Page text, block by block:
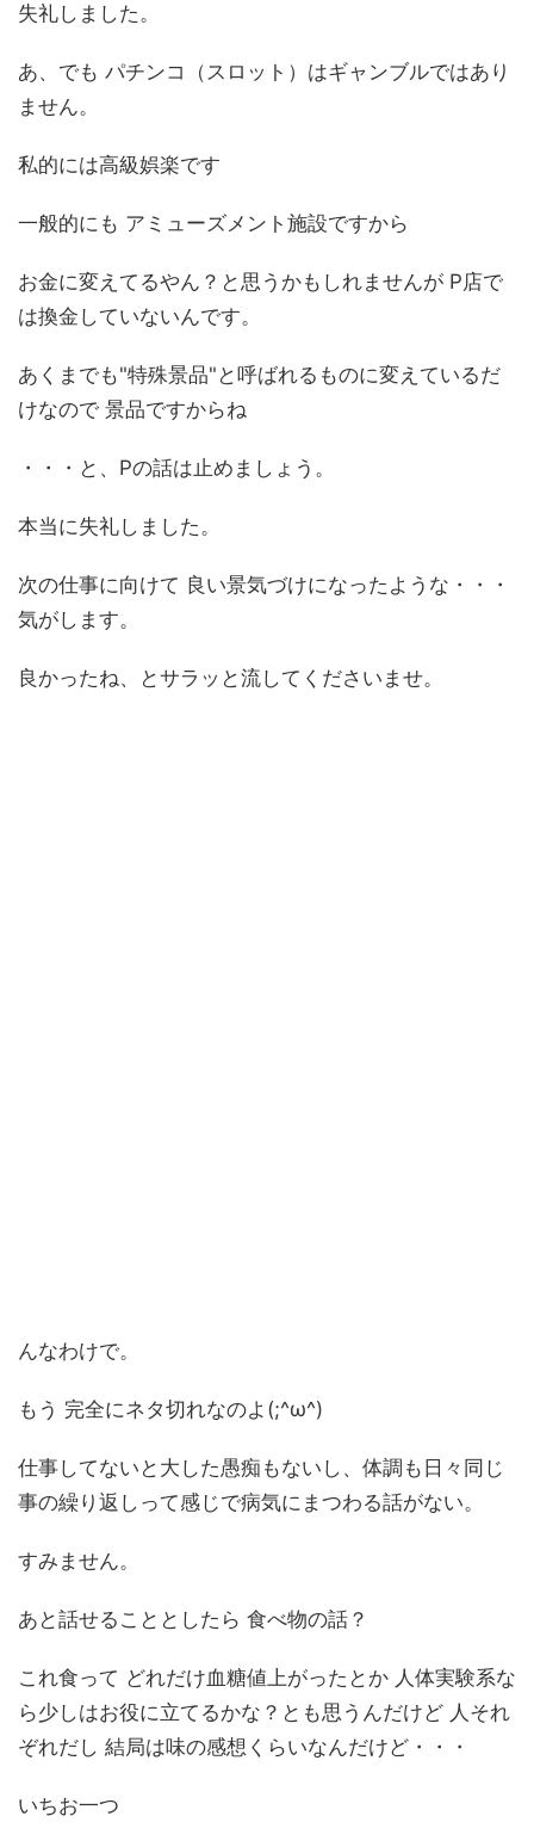
失礼しました。
あ、でも パチンコ（スロット）はギャンブルではあり
ません。
私的には高級娯楽です
一般的にも アミューズメント施設ですから
お金に変えてるやん？と思うかもしれませんが P店で
は換金していないんです。
あくまでも"特殊景品"と呼ばれるものに変えているだ
けなので 景品ですからね
・・・と、Pの話は止めましょう。
本当に失礼しました。
次の仕事に向けて 良い景気づけになったような・・・
気がします。
良かったね、とサラッと流してくださいませ。
んなわけで。
もう 完全にネタ切れなのよ(;^ω^)
仕事してないと大した愚痴もないし、体調も日々同じ
事の繰り返しって感じで病気にまつわる話がない。
すみません。
あと話せることとしたら 食べ物の話？
これ食って どれだけ血糖値上がったとか 人体実験系な
ら少しはお役に立てるかな？とも思うんだけど 人それ
ぞれだし 結局は味の感想くらいなんだけど・・・
いちお一つ